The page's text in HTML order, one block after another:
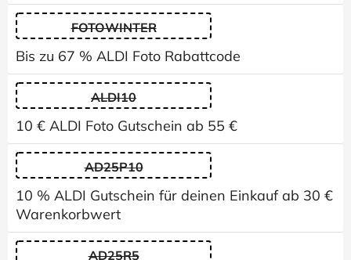
FOTOWINTER
Bis zu 67 % ALDI Foto Rabattcode
ALDI10
10 € ALDI Foto Gutschein ab 55 €
AD25P10
10 % ALDI Gutschein für deinen Einkauf ab 30 €
Warenkorbwert
AD25R5